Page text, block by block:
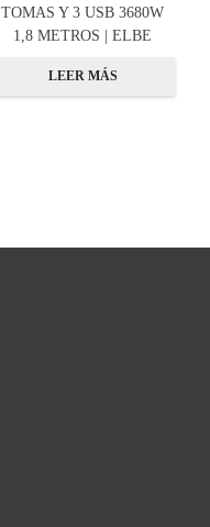
TOMAS Y 3 USB 3680W
1,8 METROS | ELBE
LEER MÁS